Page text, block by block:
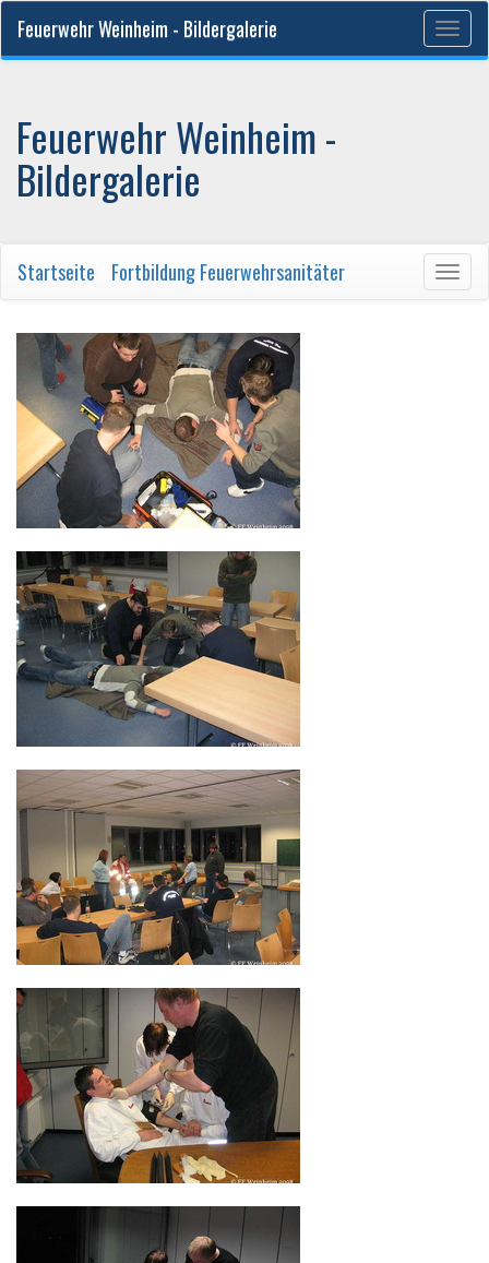
Feuerwehr Weinheim - Bildergalerie
Feuerwehr Weinheim -
Bildergalerie
Startseite Fortbildung Feuerwehrsanitäter